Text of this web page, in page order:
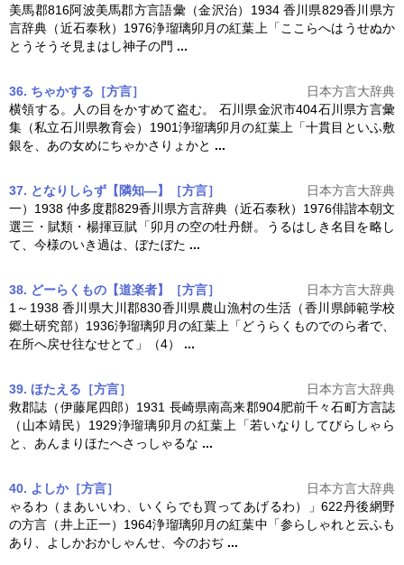
美馬郡816阿波美馬郡方言語彙（金沢治）1934 香川県829香川県方
言辞典（近石泰秋）1976浄瑠璃卯月の紅葉上「ここらへはうせぬか
とうそうそ見まはし神子の門 ...
36. ちゃかする［方言］
日本方言大辞典
横領する。人の目をかすめて盗む。 石川県金沢市404石川県方言彙
集（私立石川県教育会）1901浄瑠璃卯月の紅葉上「十貫目といふ敷
銀を、あの女めにちゃかさりょかと ...
37. となりしらず【隣知―】［方言］
日本方言大辞典
一）1938 仲多度郡829香川県方言辞典（近石泰秋）1976俳諧本朝文
選三・賦類・楊揮豆賦「卯月 の空の牡丹餅。うるはしき名目を略し
て、今様のいき過は、ぼたぼた ...
38. どーらくもの【道楽者】［方言］
日本方言大辞典
1～1938 香川県大川郡830香川県農山漁村の生活（香川県師範学校
郷土研究部）1936浄瑠璃卯月の紅葉上「どうらくものでのら者で、
在所へ戻せ往なせとて」（4） ...
39. ほたえる［方言］
日本方言大辞典
救郡誌（伊藤尾四郎）1931 長崎県南高来郡904肥前千々石町方言誌
（山本靖民）1929浄瑠璃卯月の紅葉上「若いなりしてびらしゃら
と、あんまりほたへさっしゃるな ...
40. よしか［方言］
日本方言大辞典
ゃるわ（まあいいわ、いくらでも買ってあげるわ）」622丹後網野
の方言（井上正一）1964浄瑠璃卯月の紅葉中「参らしゃれと云ふも
あり、よしかおかしゃんせ、今のおぢ ...